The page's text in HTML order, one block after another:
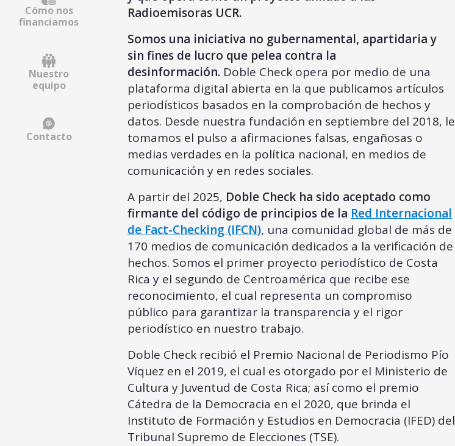
Cómo nos
financiamos
Nuestro
equipo
Contacto
Radioemisoras UCR.
Somos una iniciativa no gubernamental, apartidaria y
sin fines de lucro que pelea contra la
desinformación. Doble Check opera por medio de una
plataforma digital abierta en la que publicamos artículos
periodísticos basados en la comprobación de hechos y
datos. Desde nuestra fundación en septiembre del 2018, le
tomamos el pulso a afirmaciones falsas, engañosas o
medias verdades en la política nacional, en medios de
comunicación y en redes sociales.
A partir del 2025, Doble Check ha sido aceptado como
firmante del código de principios de la Red Internacional
de Fact-Checking (IFCN), una comunidad global de más de
170 medios de comunicación dedicados a la verificación de
hechos. Somos el primer proyecto periodístico de Costa
Rica y el segundo de Centroamérica que recibe ese
reconocimiento, el cual representa un compromiso
público para garantizar la transparencia y el rigor
periodístico en nuestro trabajo.
Doble Check recibió el Premio Nacional de Periodismo Pío
Víquez en el 2019, el cual es otorgado por el Ministerio de
Cultura y Juventud de Costa Rica; así como el premio
Cátedra de la Democracia en el 2020, que brinda el
Instituto de Formación y Estudios en Democracia (IFED) del
Tribunal Supremo de Elecciones (TSE).